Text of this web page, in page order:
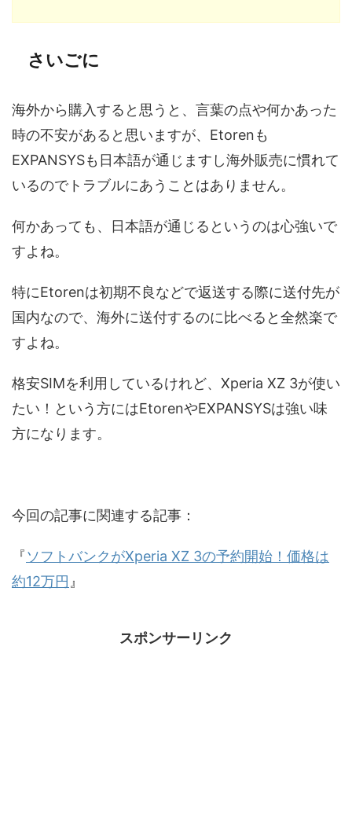
さいごに
海外から購入すると思うと、言葉の点や何かあった
時の不安があると思いますが、Etorenも
EXPANSYSも日本語が通じますし海外販売に慣れて
いるのでトラブルにあうことはありません。
何かあっても、日本語が通じるというのは心強いで
すよね。
特にEtorenは初期不良などで返送する際に送付先が
国内なので、海外に送付するのに比べると全然楽で
すよね。
格安SIMを利用しているけれど、Xperia XZ 3が使い
たい！という方にはEtorenやEXPANSYSは強い味
方になります。
今回の記事に関連する記事：
『ソフトバンクがXperia XZ 3の予約開始！価格は
約12万円』
スポンサーリンク